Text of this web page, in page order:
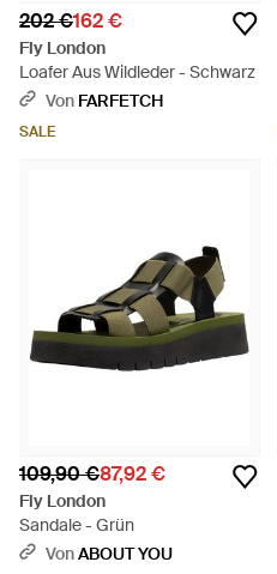
202 €162 €
Fly London
Loafer Aus Wildleder - Schwarz
Von FARFETCH
SALE
109,90 €87,92 €
Fly London
Sandale - Grün
VonABOUT YOU